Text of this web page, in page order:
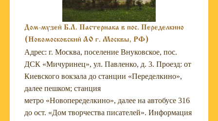
Дом-музей Б.Л. Пастернака в пос. Переделкино
(Новомосковский АО г. Москвы, РФ)
Адрес: г. Москва, поселение Внуковское, пос.
ДСК «Мичуринец», ул. Павленко, д. 3. Проезд: от
Киевского вокзала до станции «Переделкино»,
далее пешком; станция
метро «Новопеределкино», далее на автобусе 316
до ост. «Дом творчества писателей». Информация